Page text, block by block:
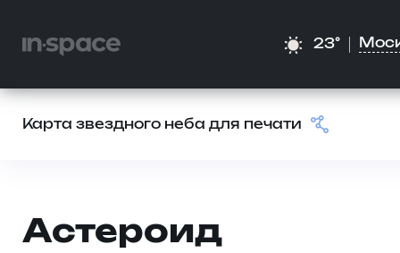
23°
Карта звездного неба для печати
Астероид